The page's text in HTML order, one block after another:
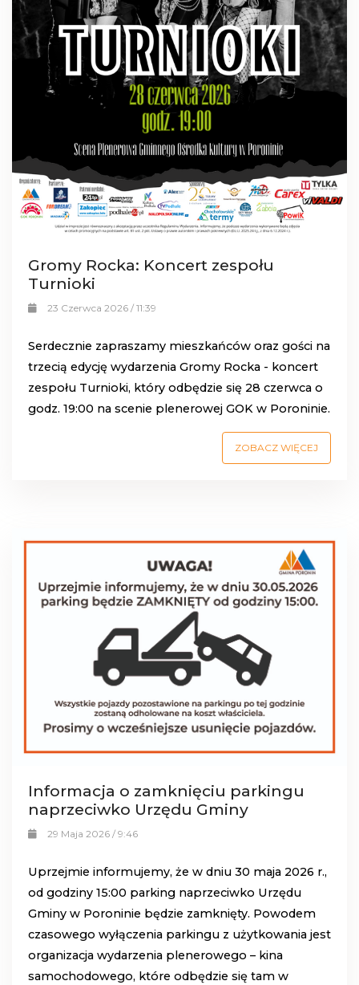
Gromy Rocka: Koncert zespołu
Turnioki
23 Czerwca 2026 / 11:39
Serdecznie zapraszamy mieszkańców oraz gości na
trzecią edycję wydarzenia Gromy Rocka - koncert
zespołu Turnioki, który odbędzie się 28 czerwca o
godz. 19:00 na scenie plenerowej GOK w Poroninie.
ZOBACZ WIĘCEJ
Informacja o zamknięciu parkingu
naprzeciwko Urzędu Gminy
29 Maja 2026 / 9:46
Uprzejmie informujemy, że w dniu 30 maja 2026 r.,
od godziny 15:00 parking naprzeciwko Urzędu
Gminy w Poroninie będzie zamknięty. Powodem
czasowego wyłączenia parkingu z użytkowania jest
organizacja wydarzenia plenerowego – kina
samochodowego, które odbędzie się tam w